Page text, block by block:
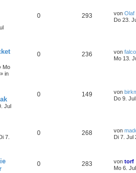
0 293 von Olaf
Do 23.
Mo
» in
0 236 von
Mo 13.
Jul
0 149 von
Do 9.
7.
0 268 von
Di 7. Jul
0 283 von torf
Mo 6.